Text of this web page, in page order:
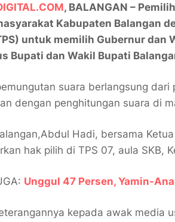
, BALANGAN –
Kabupaten Balangan
untuk memilih Gubernur dan
Bupati dan Wakil Bupati
suara berlangsung
dengan penghitungan suara di
Hadi, bersama
hak pilih di TPS 07, aula SKB,
Unggul 47 Persen, Yamin-
kepada awak media